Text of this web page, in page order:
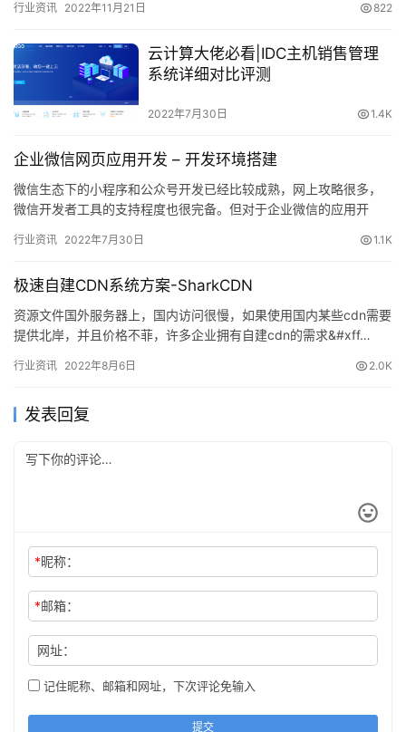
行业资讯 2022年11月21日 822
云计算大佬必看|IDC主机销售管理
系统详细对比评测
2022年7月30日 1.4K
企业微信网页应用开发 – 开发环境搭建
微信生态下的小程序和公众号开发已经比较成熟，网上攻略很多，
微信开发者工具的支持程度也很完备。但对于企业微信的应用开
行业资讯 2022年7月30日 1.1K
极速自建CDN系统方案-SharkCDN
资源文件国外服务器上，国内访问很慢，如果使用国内某些cdn需要
提供北岸，并且价格不菲，许多企业拥有自建cdn的需求&#xff…
行业资讯 2022年8月6日 2.0K
发表回复
*昵称：
*邮箱：
网址：
记住昵称、邮箱和网址，下次评论免输入
提交